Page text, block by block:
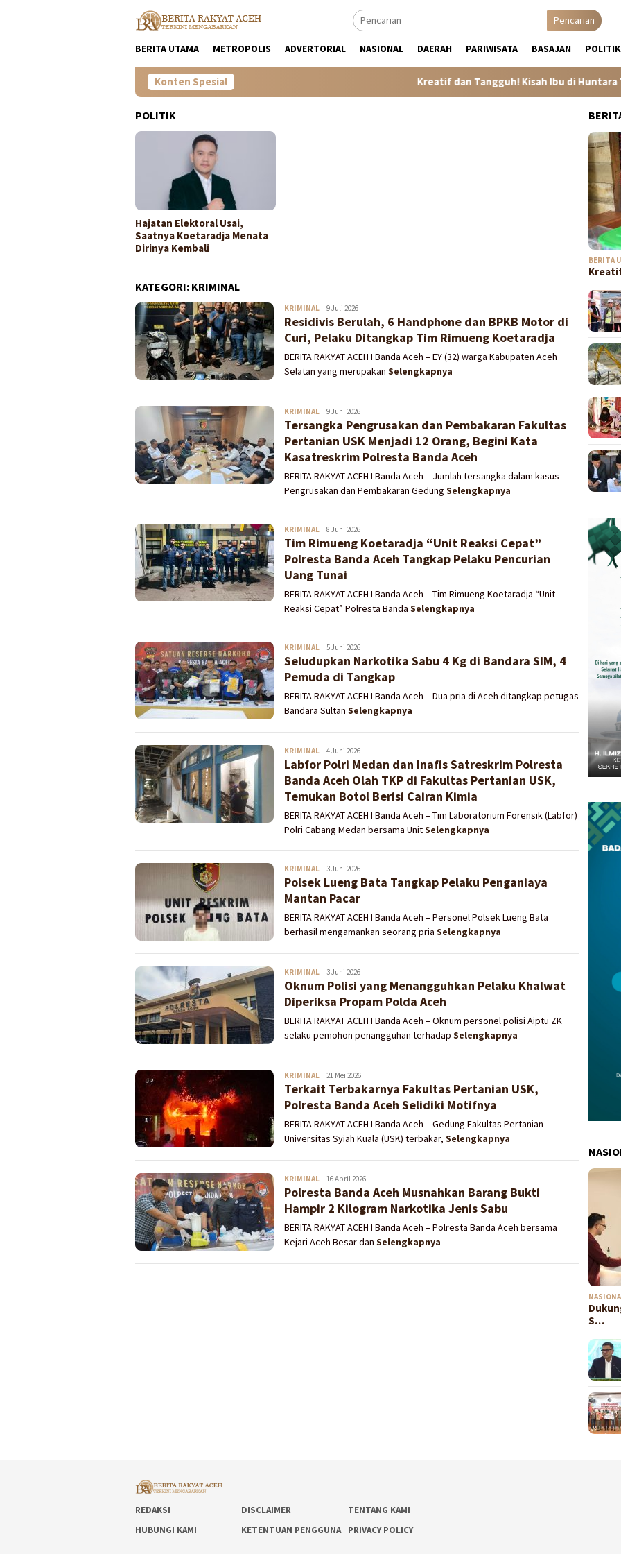
Pencarian
BERITA UTAMA METROPOLIS ADVERTORIAL NASIONAL DAERAH PARIWISATA BASAJAN POLITIK
Konten Spesial Kreatif dan Tangguh! Kisah Ibu di Huntara Tamiang 2
POLITIK
Hajatan Elektoral Usai,
Saatnya Koetaradja Menata
Dirinya Kembali
KATEGORI: KRIMINAL
KRIMINAL Redaksi
9 Juli 2026
Residivis Berulah, 6 Handphone dan BPKB Motor di
Curi, Pelaku Ditangkap Tim Rimueng Koetaradja
BERITA RAKYAT ACEH I Banda Aceh – EY (32) warga Kabupaten Aceh
Selatan yang merupakan Selengkapnya
KRIMINAL Redaksi
9 Juni 2026
Tersangka Pengrusakan dan Pembakaran Fakultas
Pertanian USK Menjadi 12 Orang, Begini Kata
Kasatreskrim Polresta Banda Aceh
BERITA RAKYAT ACEH I Banda Aceh – Jumlah tersangka dalam kasus
Pengrusakan dan Pembakaran Gedung Selengkapnya
KRIMINAL Redaksi
8 Juni 2026
Tim Rimueng Koetaradja “Unit Reaksi Cepat”
Polresta Banda Aceh Tangkap Pelaku Pencurian
Uang Tunai
BERITA RAKYAT ACEH I Banda Aceh – Tim Rimueng Koetaradja “Unit
Reaksi Cepat” Polresta Banda Selengkapnya
KRIMINAL Redaksi
5 Juni 2026
Seludupkan Narkotika Sabu 4 Kg di Bandara SIM, 4
Pemuda di Tangkap
BERITA RAKYAT ACEH I Banda Aceh – Dua pria di Aceh ditangkap petugas
Bandara Sultan Selengkapnya
KRIMINAL Redaksi
4 Juni 2026
Labfor Polri Medan dan Inafis Satreskrim Polresta
Banda Aceh Olah TKP di Fakultas Pertanian USK,
Temukan Botol Berisi Cairan Kimia
BERITA RAKYAT ACEH I Banda Aceh – Tim Laboratorium Forensik (Labfor)
Polri Cabang Medan bersama UnitSelengkapnya
KRIMINAL Redaksi
3 Juni 2026
Polsek Lueng Bata Tangkap Pelaku Penganiaya
Mantan Pacar
BERITA RAKYAT ACEH I Banda Aceh – Personel Polsek Lueng Bata
berhasil mengamankan seorang pria Selengkapnya
KRIMINAL Redaksi
3 Juni 2026
Oknum Polisi yang Menangguhkan Pelaku Khalwat
Diperiksa Propam Polda Aceh
BERITA RAKYAT ACEH I Banda Aceh – Oknum personel polisi Aiptu ZK
selaku pemohon penangguhan terhadap Selengkapnya
KRIMINAL Redaksi
21 Mei 2026
Terkait Terbakarnya Fakultas Pertanian USK,
Polresta Banda Aceh Selidiki Motifnya
BERITA RAKYAT ACEH I Banda Aceh – Gedung Fakultas Pertanian
Universitas Syiah Kuala (USK) terbakar, Selengkapnya
KRIMINAL Redaksi
16 April 2026
Polresta Banda Aceh Musnahkan Barang Bukti
Hampir 2 Kilogram Narkotika Jenis Sabu
BERITA RAKYAT ACEH I Banda Aceh – Polresta Banda Aceh bersama
Kejari Aceh Besar dan Selengkapnya
BERITA
S…
REDAKSI DISCLAIMER
TENTANG KAMI
HUBUNGI KAMI
KETENTUAN PENGGUNA PRIVACY POLICY